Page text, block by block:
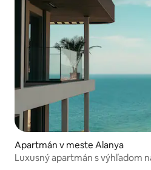
Apartmán v meste Alanya
Luxusný apartmán s výhľadom